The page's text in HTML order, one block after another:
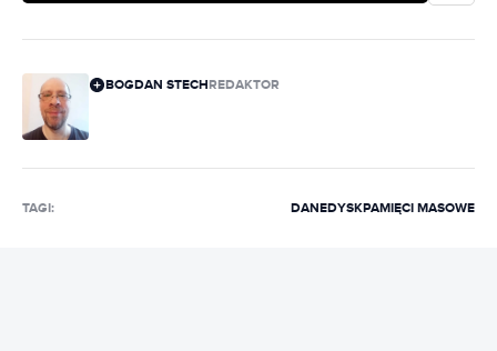
BOGDAN STECHREDAKTOR
TAGI: DANEDYSKPAMIĘCI MASOWE